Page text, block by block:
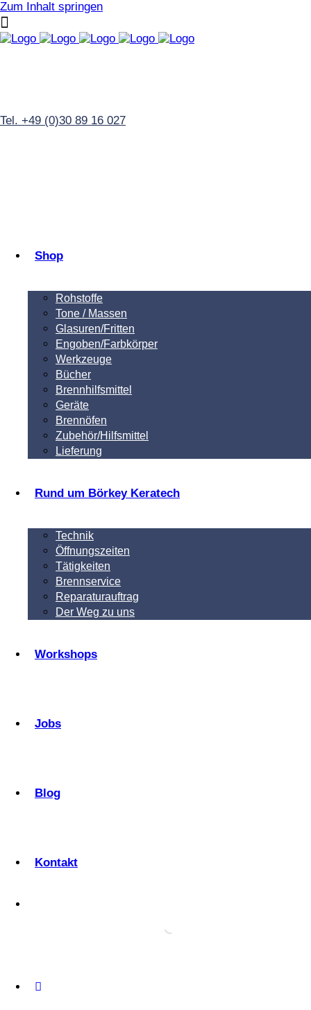
Zum Inhalt springen
Tel. +49 (0)30 89 16 027
Shop
Rohstoffe
Tone / Massen
Glasuren/Fritten
Engoben/Farbkörper
Werkzeuge
Bücher
Brennhilfsmittel
Geräte
Brennöfen
Zubehör/Hilfsmittel
Lieferung
Rund um Börkey Keratech
Technik
Öffnungszeiten
Tätigkeiten
Brennservice
Reparaturauftrag
Der Weg zu uns
Workshops
Jobs
Blog
Kontakt